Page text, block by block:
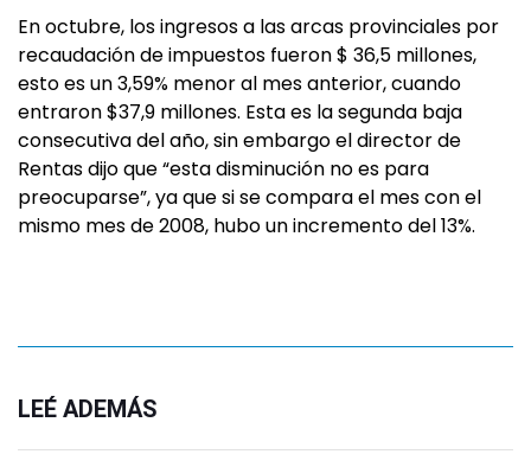
En octubre, los ingresos a las arcas provinciales por
recaudación de impuestos fueron $ 36,5 millones,
esto es un 3,59% menor al mes anterior, cuando
entraron $37,9 millones. Esta es la segunda baja
consecutiva del año, sin embargo el director de
Rentas dijo que “esta disminución no es para
preocuparse”, ya que si se compara el mes con el
mismo mes de 2008, hubo un incremento del 13%.
LEÉ ADEMÁS